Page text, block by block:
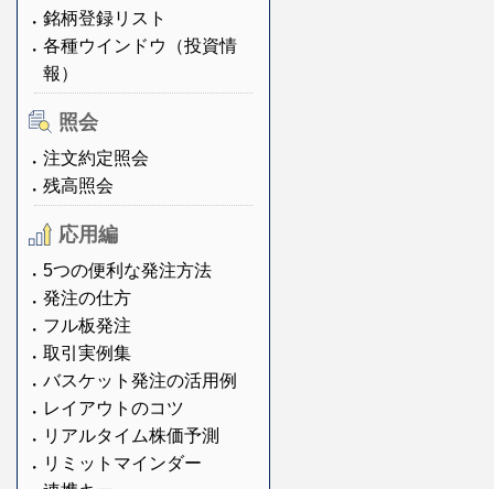
銘柄登録リスト
各種ウインドウ（投資情
報）
照会
注文約定照会
残高照会
応用編
5つの便利な発注方法
発注の仕方
フル板発注
取引実例集
バスケット発注の活用例
レイアウトのコツ
リアルタイム株価予測
リミットマインダー